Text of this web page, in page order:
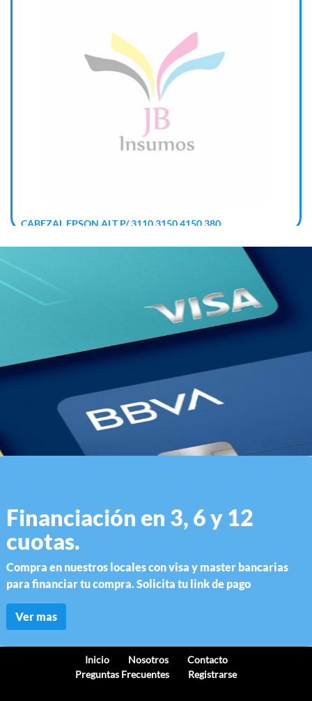
CABEZAL EPSON ALT P/ 3110 3150 4150 380
Financiación en 3, 6 y 12
cuotas.
Compra en nuestros locales con visa y master bancarias
para financiar tu compra. Solicita tu link de pago
Ver mas
Inicio Nosotros
Contacto
Preguntas Frecuentes
Registrarse